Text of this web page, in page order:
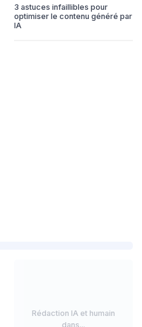
3 astuces infaillibles pour
optimiser le contenu généré par
IA
Rédaction IA et humain
dans...